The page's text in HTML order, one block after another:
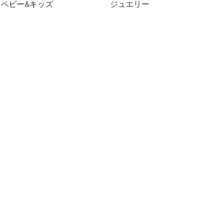
ベビー&キッズ ジュエリー